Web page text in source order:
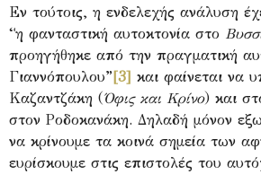
Εν τούτοις, η ενδελεχής ανάλυση
“η φανταστική αυτοκτονία στο
προηγήθηκε από την πραγματική
Γιαννόπουλου”[3] και φαίνεται να
Καζαντζάκη (Όφις και Κρίνο) και
στον Ροδοκανάκη. Δηλαδή μόνον
να κρίνουμε τα κοινά σημεία των
ευρίσκουμε στις επιστολές του